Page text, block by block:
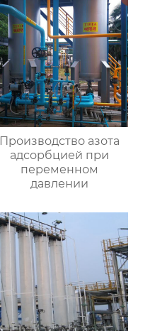
Производство азота
адсорбцией при
переменном
давлении